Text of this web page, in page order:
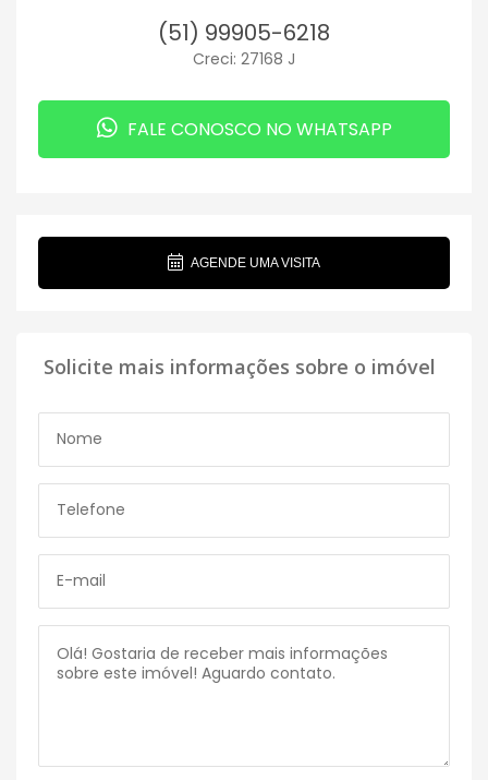
(51) 99905-6218
Creci: 27168 J
FALE CONOSCO NO WHATSAPP
AGENDE UMA VISITA
Solicite mais informações sobre o imóvel